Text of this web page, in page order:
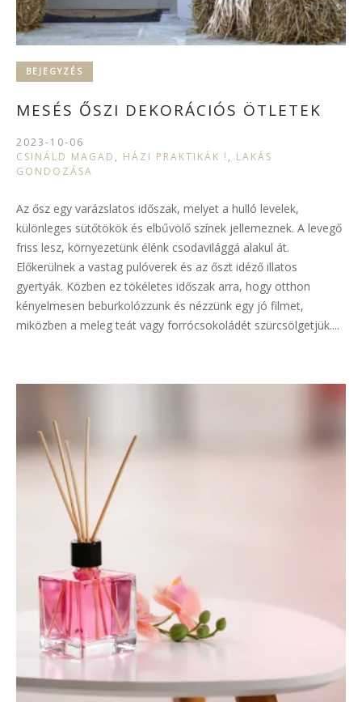
BEJEGYZÉS
MESÉS ŐSZI DEKORÁCIÓS ÖTLETEK
2023-10-06
CSINÁLD MAGAD , HÁZI PRAKTIKÁK ! , LAKÁS
GONDOZÁSA
Az ősz egy varázslatos időszak, melyet a hulló levelek,
különleges sütőtökök és elbűvölő színek jellemeznek. A levegő
friss lesz, környezetünk élénk csodavilággá alakul át.
Előkerülnek a vastag pulóverek és az őszt idéző illatos
gyertyák. Közben ez tökéletes időszak arra, hogy otthon
kényelmesen beburkolózzunk és nézzünk egy jó filmet,
miközben a meleg teát vagy forrócsokoládét szürcsölgetjük....